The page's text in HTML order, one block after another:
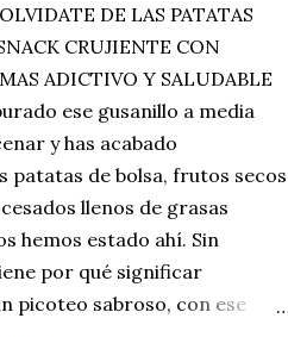
DE LAS PATATAS
CRUJIENTE CON
ADICTIVO Y SALUDABLE
ese gusanillo a media
y has acabado
patatas de bolsa, frutos secos
llenos de grasas
hemos estado ahí. Sin
por qué significar
picoteo sabroso, con ese